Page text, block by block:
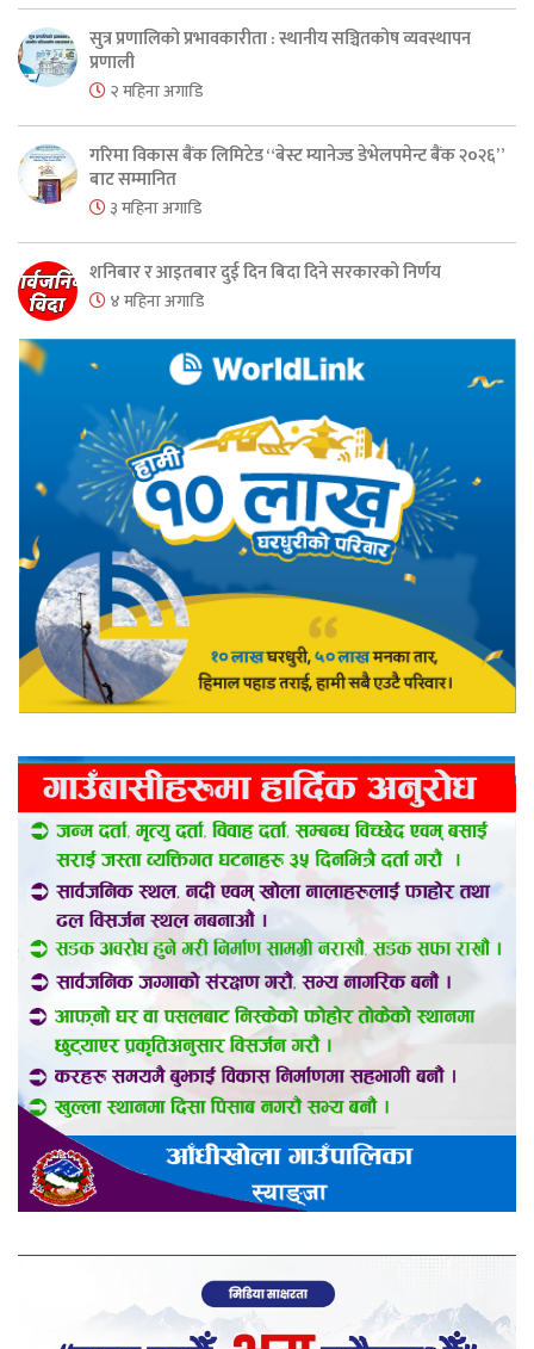
सुत्र प्रणालिको प्रभावकारीता : स्थानीय सञ्चितकोष व्यवस्थापन
प्रणाली
२ महिना अगाडि
गरिमा विकास बैंक लिमिटेड “बेस्ट म्यानेज्ड डेभेलपमेन्ट बैंक २०२६”
बाट सम्मानित
३ महिना अगाडि
शनिबार र आइतबार दुई दिन बिदा दिने सरकारको निर्णय
४ महिना अगाडि